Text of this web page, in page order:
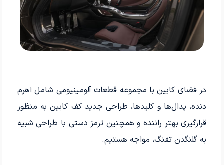
در فضای کابین با مجموعه قطعات آلومینیومی شامل اهرم
دنده، پدال‌ها و کلیدها، طراحی جدید کف کابین به منظور
قرارگیری بهتر راننده و همچنین ترمز دستی با طراحی شبیه
به گلنگدن تفنگ، مواجه هستیم.